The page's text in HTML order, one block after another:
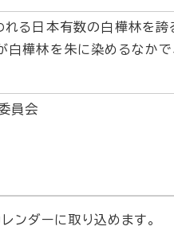
る日本有数の白樺林を誇
白樺林を朱に染めるなか
員会
ダーに取り込めます。